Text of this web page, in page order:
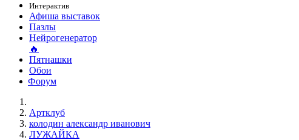
Интерактив
Афиша выставок
Пазлы
Нейрогенератор
🔥
Пятнашки
Обои
Форум
Артклуб
колодин александр иванович
ЛУЖАЙКА